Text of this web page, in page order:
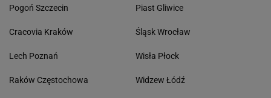
Pogoń Szczecin
Cracovia Kraków
Lech Poznań
Raków Częstochowa
Piast Gliwice
Śląsk Wrocław
Wisła Płock
Widzew Łódź